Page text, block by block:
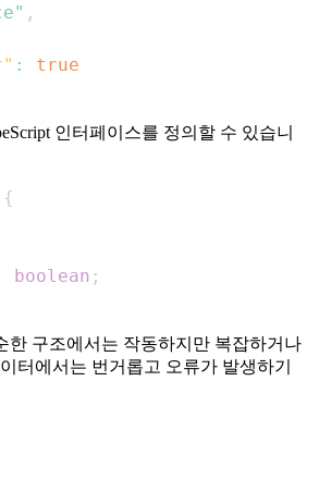
,
:
true
인터페이스를 정의할 수 있습니
{
boolean ;
한 구조에서는 작동하지만 복잡하거나
터에서는 번거롭고 오류가 발생하기